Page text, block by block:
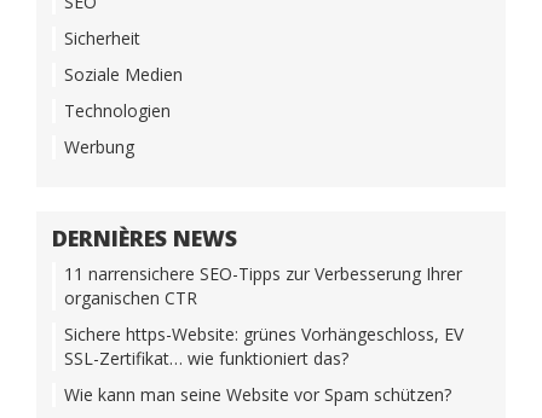
Sicherheit
Soziale Medien
Technologien
Werbung
DERNIÈRES NEWS
11 narrensichere SEO-Tipps zur Verbesserung Ihrer
organischen CTR
Sichere https-Website: grünes Vorhängeschloss, EV
SSL-Zertifikat… wie funktioniert das?
Wie kann man seine Website vor Spam schützen?